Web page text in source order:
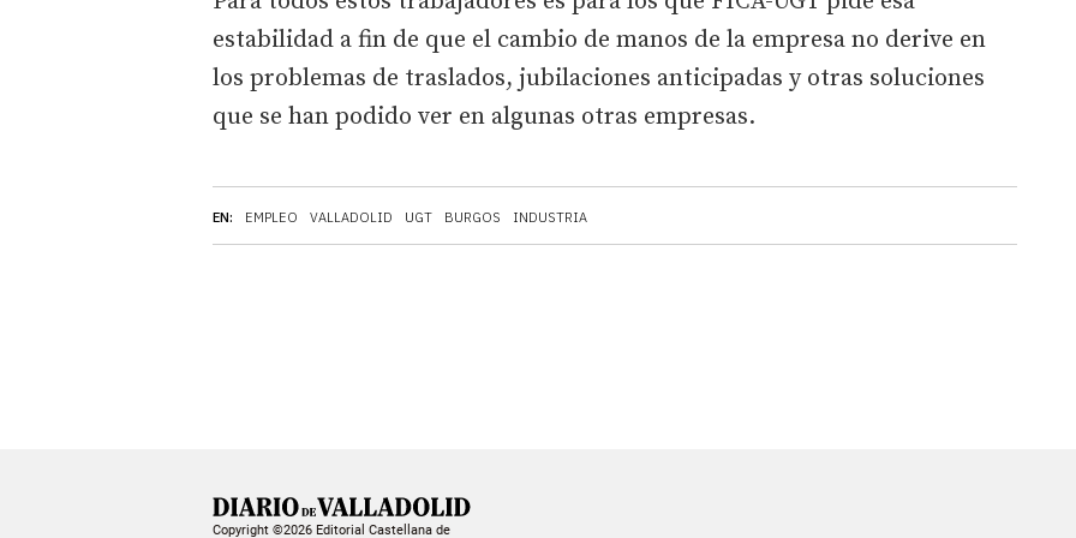
EN: EMPLEO VALLADOLID UGT BURGOS INDUSTRIA
estabilidad a fin de que el cambio de manos de la empresa no derive en
los problemas de traslados, jubilaciones anticipadas y otras soluciones
que se han podido ver en algunas otras empresas.
Copyright ©2026 Editorial Castellana de